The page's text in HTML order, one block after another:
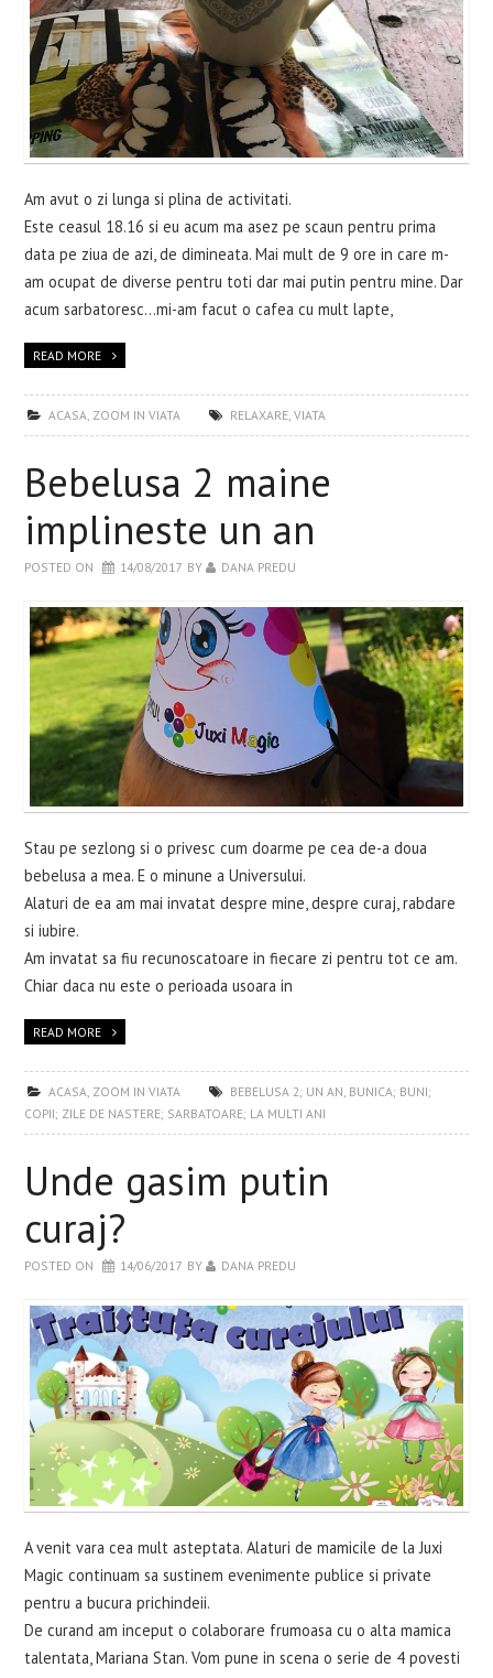
Am avut o zi lunga si plina de activitati.
Este ceasul 18.16 si eu acum ma asez pe scaun pentru prima
data pe ziua de azi, de dimineata. Mai mult de 9 ore in care m-
am ocupat de diverse pentru toti dar mai putin pentru mine. Dar
acum sarbatoresc...mi-am facut o cafea cu mult lapte,
READ MORE
ACASA ZOOM IN VIATA RELAXARE ,VIATA
Bebelusa 2 maine
implineste un an
POSTED ON 14/08/2017 BY DANA PREDU
Stau pe sezlong si o privesc cum doarme pe cea de-a doua
bebelusa a mea. E o minune a Universului.
Alaturi de ea am mai invatat despre mine, despre curaj, rabdare
si iubire.
Am invatat sa fiu recunoscatoare in fiecare zi pentru tot ce am.
Chiar daca nu este o perioada usoara in
READ MORE
ACASA, ZOOM IN VIATA BEBELUSA 2; UN AN, BUNICA; BUNI;
COPII; ZILE DE NASTERE; SARBATOARE; LA MULTI ANI
Unde gasim putin
curaj?
POSTED ON 14/06/2017 BY DANA PREDU
A venit vara cea mult asteptata. Alaturi de mamicile de la Juxi
Magic continuam sa sustinem evenimente publice si private
pentru a bucura prichindeii.
De curand am inceput o colaborare frumoasa cu o alta mamica
talentata, Mariana Stan. Vom pune in scena o serie de 4 povesti